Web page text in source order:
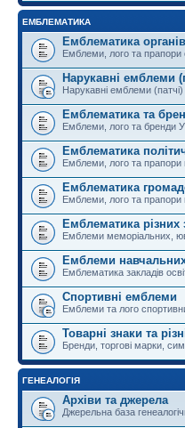
ЕМБЛЕМАТИКА
Емблематика
Емблеми, лого та прапори
Нарукавні емблеми
Нарукавні емблеми (патчі)
Емблематика та
Емблеми, лого та бренди
Емблематика
Емблеми, лого та прапори
Емблематика
Емблеми, лого та прапори
Емблематика різних
Емблеми меморіальних,
Емблеми навчальних
Емблематика закладів
Спортивні емблеми
Емблеми та лого
Товарні знаки та
Бренди, торгові марки,
ГЕНЕАЛОГІЯ
Архіви та джерела
Джерельна база